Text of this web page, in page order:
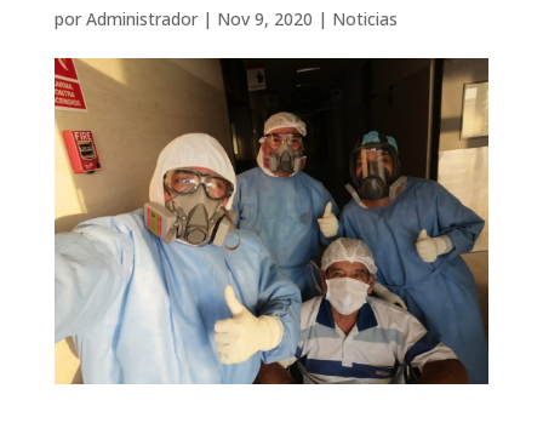
por Administrador| Nov 9, 2020 | Noticias